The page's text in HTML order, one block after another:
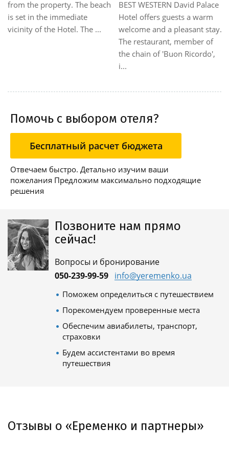
from the property. The beach
is set in the immediate
vicinity of the Hotel. The ...
BEST WESTERN David Palace
Hotel offers guests a warm
welcome and a pleasant stay.
The restaurant, member of
the chain of 'Buon Ricordo',
i...
Помочь с выбором отеля?
Бесплатный расчет бюджета
Отвечаем быстро. Детально изучим ваши
пожелания Предложим максимально подходящие
решения
Позвоните нам прямо
сейчас!
Вопросы и бронирование
050-239-99-59 info@yeremenko.ua
Поможем определиться с путешествием
Порекомендуем проверенные места
Обеспечим авиабилеты, транспорт,
страховки
Будем ассистентами во время
путешествия
Отзывы о «Еременко и партнеры»